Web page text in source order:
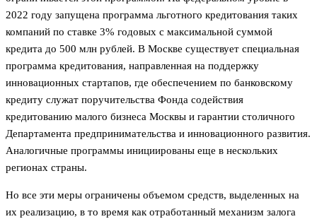
2022 году запущена программа льготного кредитования таких
компаний по ставке 3% годовых с максимальной суммой
кредита до 500 млн рублей. В Москве существует специальная
программа кредитования, направленная на поддержку
инновационных стартапов, где обеспечением по банковскому
кредиту служат поручительства Фонда содействия
кредитованию малого бизнеса Москвы и гарантии столичного
Департамента предпринимательства и инновационного развития.
Аналогичные программы инициированы еще в нескольких
регионах страны.
Но все эти меры ограничены объемом средств, выделенных на
их реализацию, в то время как отработанный механизм залога